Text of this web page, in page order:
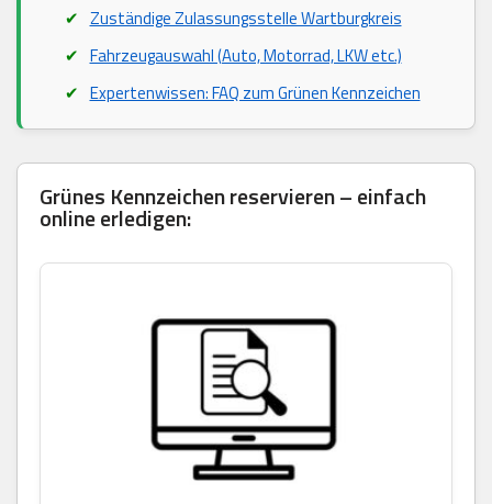
Zuständige Zulassungsstelle Wartburgkreis
Fahrzeugauswahl (Auto, Motorrad, LKW etc.)
Expertenwissen: FAQ zum Grünen Kennzeichen
Grünes Kennzeichen reservieren – einfach
online erledigen: